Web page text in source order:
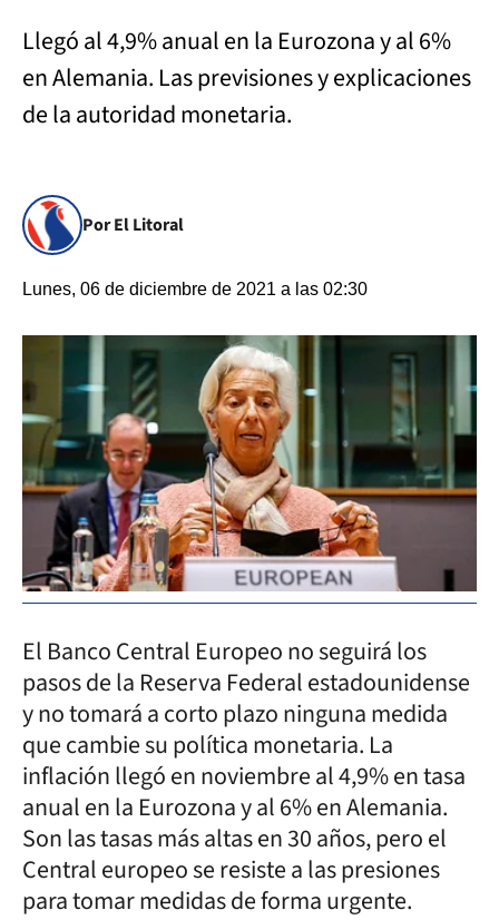
Llegó al 4,9% anual en la Eurozona y al 6%
en Alemania. Las previsiones y explicaciones
de la autoridad monetaria.
Por El Litoral
Lunes, 06 de diciembre de 2021 a las 02:30
El Banco Central Europeo no seguirá los
pasos de la Reserva Federal estadounidense
y no tomará a corto plazo ninguna medida
que cambie su política monetaria. La
inflación llegó en noviembre al 4,9% en tasa
anual en la Eurozona y al 6% en Alemania.
Son las tasas más altas en 30 años, pero el
Central europeo se resiste a las presiones
para tomar medidas de forma urgente.